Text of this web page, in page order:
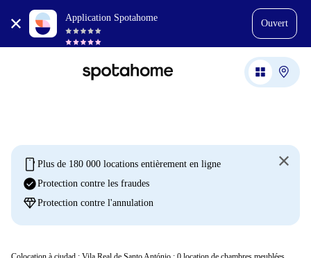
Application Spotahome
Ouvert
mobile Plus de 180 000 locations entièrement en ligne
check_circleProtection contre les fraudes
diamondProtection contre l'annulation